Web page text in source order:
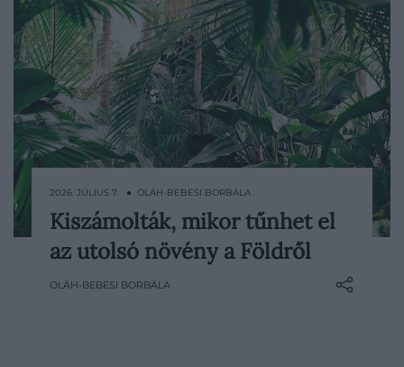
A klímaválság, az egyre gyakoribb
szélsőséges időjárási jelenségek, a
2026. JÚLIUS 7. ● OLÁH-BEBESI BORBÁLA
Kiszámolták, mikor tűnhet el
az utolsó növény a Földről
OLÁH-BEBESI BORBÁLA